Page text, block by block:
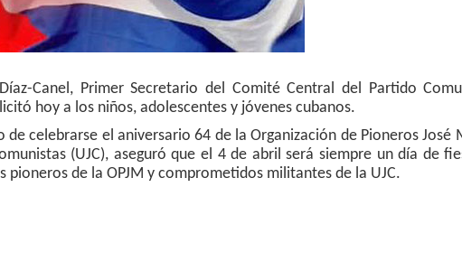
Canel, Primer Secretario del Comité Central del Partido
hoy a los niños, adolescentes y jóvenes cubanos.
de celebrarse el aniversario 64 de la Organización de Pioneros José
(UJC), aseguró que el 4 de abril será siempre un día de
pioneros de la OPJM y comprometidos militantes de la UJC.